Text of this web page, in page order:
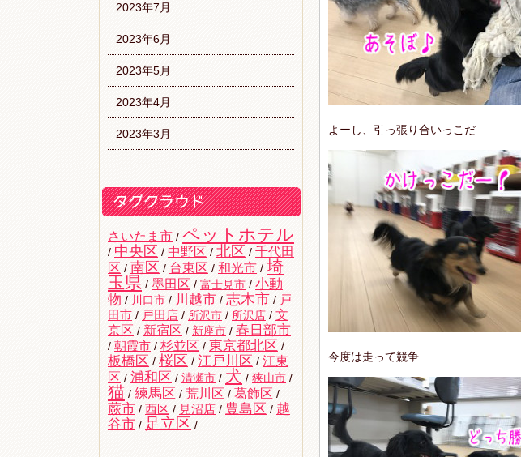
2023年7月
2023年6月
2023年5月
2023年4月
2023年3月
さいたま市 / ペットホテル
/ 中央区 / 中野区 / 北区 / 千代田
区 / 南区 / 台東区 / 和光市 / 埼
玉県 / 墨田区 / 富士見市 / 小動
物 / 川口市 / 川越市 / 志木市 / 戸
田市 / 戸田店 / 所沢市 / 所沢店 / 文
京区 / 新宿区 / 新座市 / 春日部市
/ 朝霞市 / 杉並区 / 東京都北区 /
板橋区 / 桜区 / 江戸川区 / 江東
区 / 浦和区 / 清瀬市 / 犬 / 狭山市 /
猫 / 練馬区 / 荒川区 / 葛飾区 /
蕨市 / 西区 / 見沼店 / 豊島区 / 越
谷市 / 足立区 /
よーし、引っ張り合いっこだ
今度は走って競争